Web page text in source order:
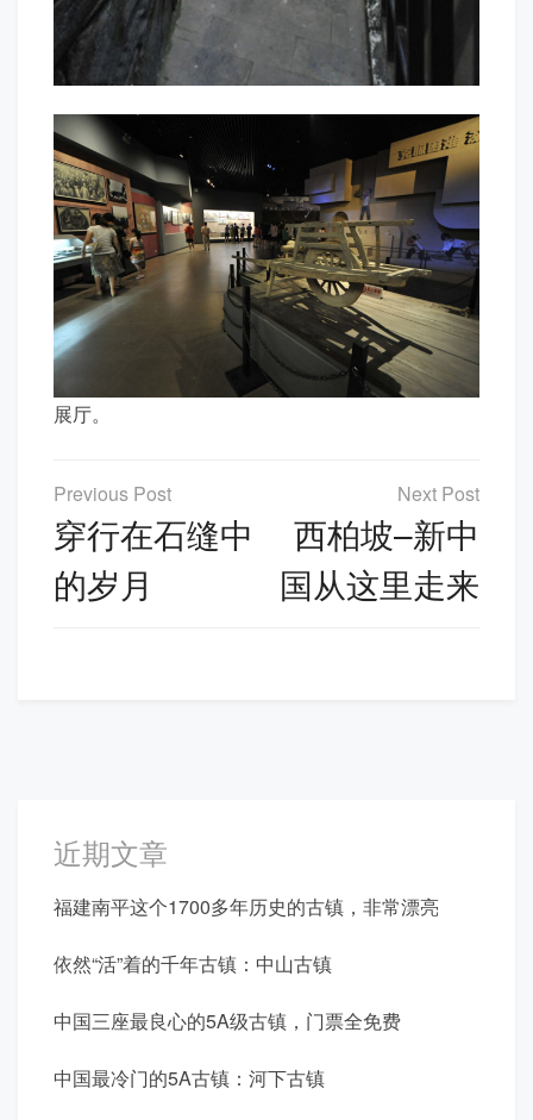
展厅。
文
章
导
航
穿行在石缝中
的岁月
西柏坡–新中
国从这里走来
近期文章
福建南平这个1700多年历史的古镇，非常漂亮
依然“活”着的千年古镇：中山古镇
中国三座最良心的5A级古镇，门票全免费
中国最冷门的5A古镇：河下古镇